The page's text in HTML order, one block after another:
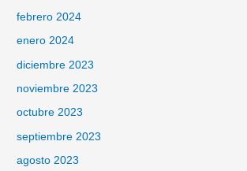
febrero 2024
enero 2024
diciembre 2023
noviembre 2023
octubre 2023
septiembre 2023
agosto 2023